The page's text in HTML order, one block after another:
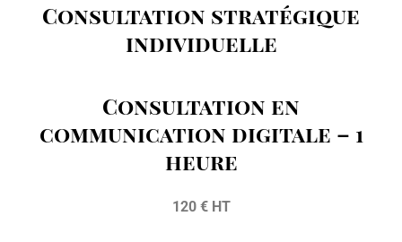
Consultation stratégique
individuelle
Consultation en
communication digitale – 1
heure
120 € HT